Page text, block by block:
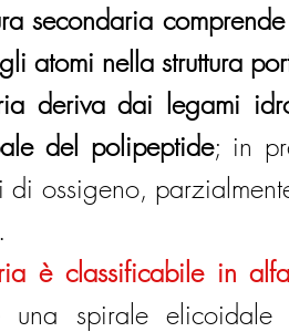
secondaria
atomi nella struttura
deriva dai legami
del polipeptide; in
di ossigeno,
è classificabile in
spirale elicoidale